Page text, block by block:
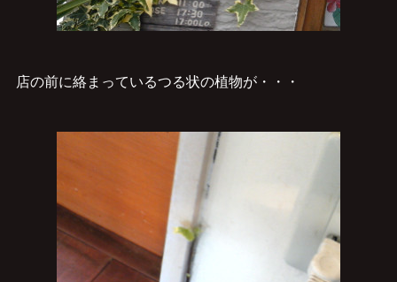
店の前に絡まっているつる状の植物が・・・